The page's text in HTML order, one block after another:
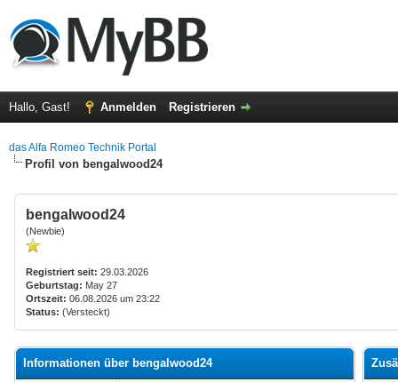
Hallo, Gast! Anmelden Registrieren
das Alfa Romeo Technik Portal
Profil von bengalwood24
bengalwood24
(Newbie)
Registriert seit: 29.03.2026
Geburtstag: May 27
Ortszeit: 06.08.2026 um 23:22
Status: (Versteckt)
Informationen über bengalwood24